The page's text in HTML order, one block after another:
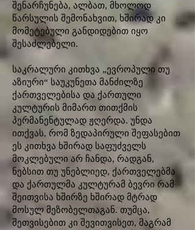
შენარჩუნება, ალბათ, მხოლოდ
წარსულის შემონახვით, ხშირად კი
მომეტებული განდიდებით იყო
შესაძლებელი.
საკრალური კითხვა „ევროპული თუ
აზიური“ საუკუნეთა მანძილზე
ქართველებისა და ქართული
კულტურის მიმართ თითქმის
პერმანენტულად ჟღერდა. უნდა
ითქვას, რომ ზედაპირული შეფასებით
ეს კითხვა ხშირად საფუძველს
მოკლებული არ ჩანდა, რადგან,
ნებსით თუ უნებლიედ, ქართველებმა
და ქართულმა კულტურამ ბევრი რამ
შეითვისა ხშირზე ხშირად მტრად
მოსულ მეზობელთაგან. თუმცა,
შეთვისებით კი შევითვისეთ, მაგრამ